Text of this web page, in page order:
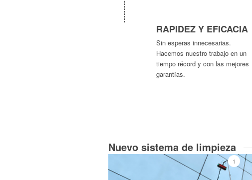
RAPIDEZ Y EFICACIA
Sin esperas innecesarias.
Hacemos nuestro trabajo en un
tiempo récord y con las mejores
garantías.
Nuevo sistema de limpieza
1